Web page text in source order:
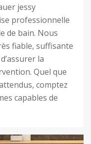
jessy
professionnelle
de bain. Nous
fiable, suffisante
la
Quel que
comptez
capables de